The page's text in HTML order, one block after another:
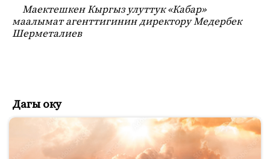
Маектешкен Кыргыз улуттук «Кабар»
маалымат агенттигинин директору Медербек
Шерметалиев
Дагы оку